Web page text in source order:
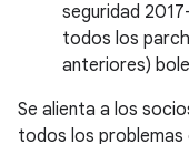
seguridad
todos los
anteriores)
Se alienta a los
todos los problemas